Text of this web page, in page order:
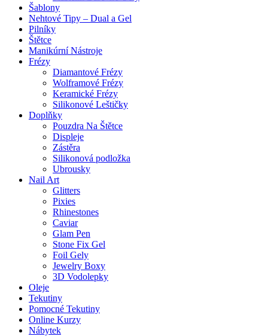
Šablony
Nehtové Tipy – Dual a Gel
Pilníky
Štětce
Manikúrní Nástroje
Frézy
Diamantové Frézy
Wolframové Frézy
Keramické Frézy
Silikonové Leštičky
Doplňky
Pouzdra Na Štětce
Displeje
Zástěra
Silikonová podložka
Ubrousky
Nail Art
Glitters
Pixies
Rhinestones
Caviar
Glam Pen
Stone Fix Gel
Foil Gely
Jewelry Boxy
3D Vodolepky
Oleje
Tekutiny
Pomocné Tekutiny
Online Kurzy
Nábytek